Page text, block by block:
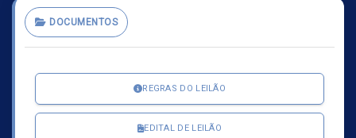
DOCUMENTOS
REGRAS DO LEILÃO
EDITAL DE LEILÃO